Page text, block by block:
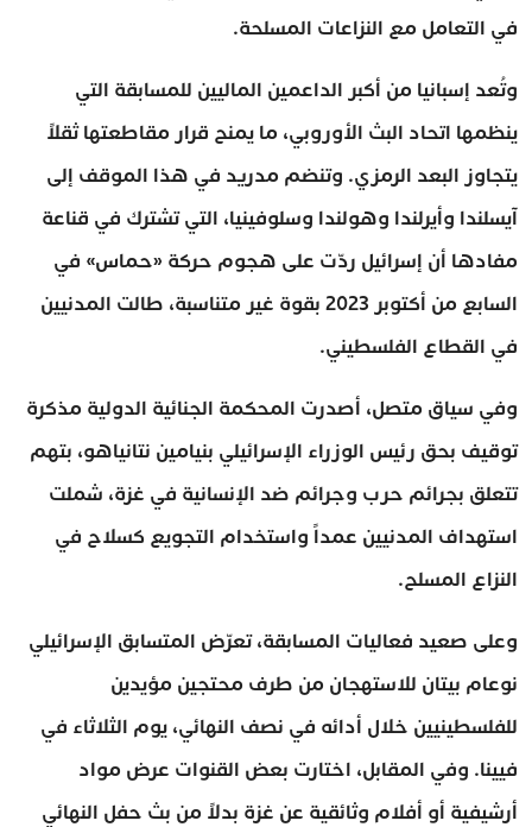
في التعامل مع النزاعات المسلحة.
وتُعد إسبانيا من أكبر الداعمين الماليين للمسابقة التي
ينظمها اتحاد البث الأوروبي، ما يمنح قرار مقاطعتها ثقلاً
يتجاوز البعد الرمزي. وتنضم مدريد في هذا الموقف إلى
آيسلندا وأيرلندا وهولندا وسلوفينيا، التي تشترك في قناعة
مفادها أن إسرائيل ردّت على هجوم حركة «حماس» في
السابع من أكتوبر 2023 بقوة غير متناسبة، طالت المدنيين
في القطاع الفلسطيني.
وفي سياق متصل، أصدرت المحكمة الجنائية الدولية مذكرة
توقيف بحق رئيس الوزراء الإسرائيلي بنيامين نتانياهو، بتهم
تتعلق بجرائم حرب وجرائم ضد الإنسانية في غزة، شملت
استهداف المدنيين عمداً واستخدام التجويع كسلاح في
النزاع المسلح.
وعلى صعيد فعاليات المسابقة، تعرّض المتسابق الإسرائيلي
نوعام بيتان للاستهجان من طرف محتجين مؤيدين
للفلسطينيين خلال أدائه في نصف النهائي، يوم الثلاثاء في
فيينا. وفي المقابل، اختارت بعض القنوات عرض مواد
أرشيفية أو أفلام وثائقية عن غزة بدلاً من بث حفل النهائي